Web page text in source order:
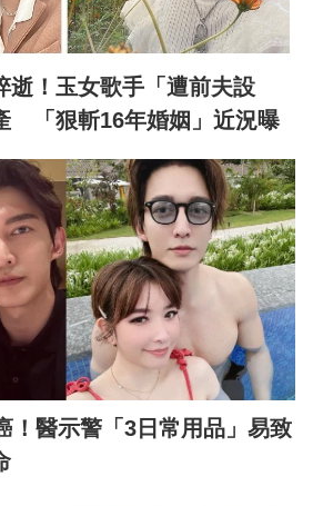
逝！玉女歌手「遭前夫設
「狠斬16年婚姻」近況曝
！醫示警「3日常用品」易致